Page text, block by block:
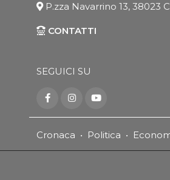
P.zza Navarrino 13, 38023
CONTATTI
SEGUICI SU
Cronaca • Politica •